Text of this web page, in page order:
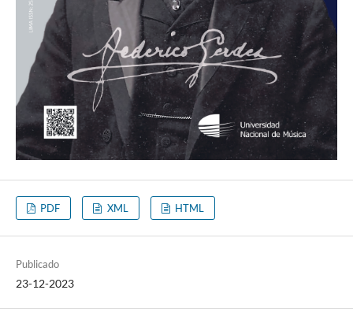
PDF XML HTML
Publicado
23-12-2023